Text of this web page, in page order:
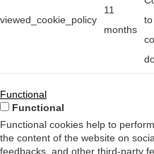
viewed_cookie_policy
11
months
Functional
Functional
Functional cookies help to
the content of the website on
feedbacks, and other third-party